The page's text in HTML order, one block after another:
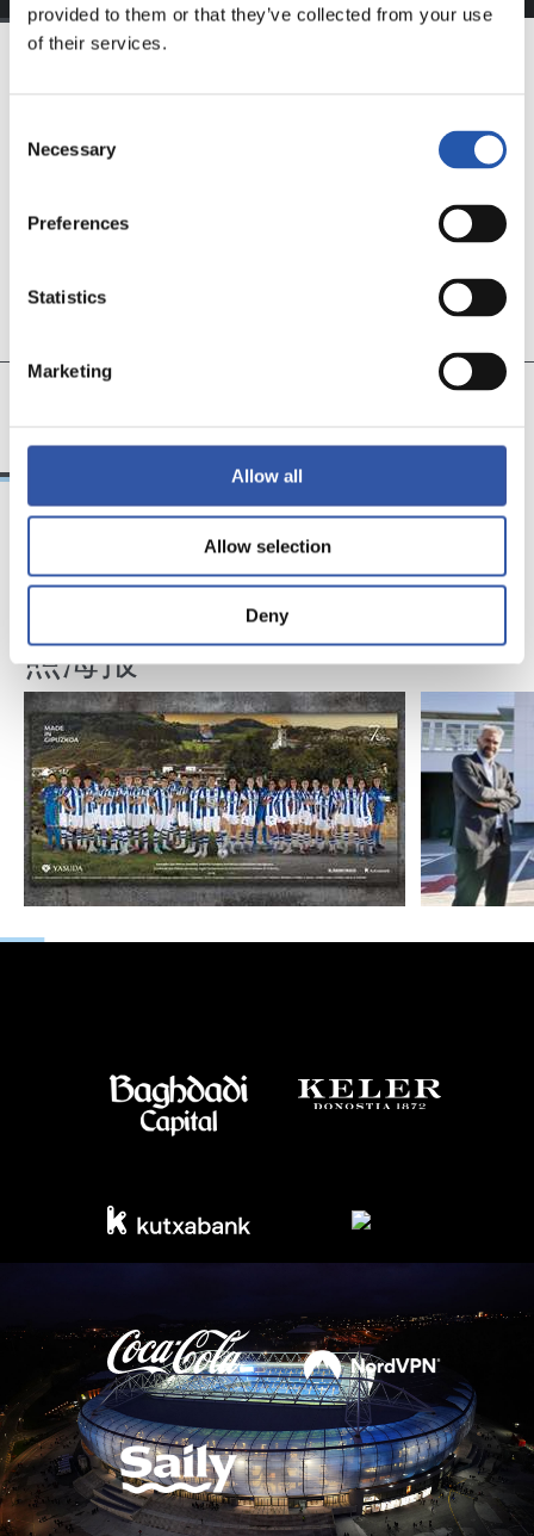
provided to them or that they’ve collected from your use
of their services.
Selection
Necessary
Preferences
Statistics
Marketing
Allow all
Allow selection
Deny
11
下载
我们24/25赛季的大合
照海报
女性